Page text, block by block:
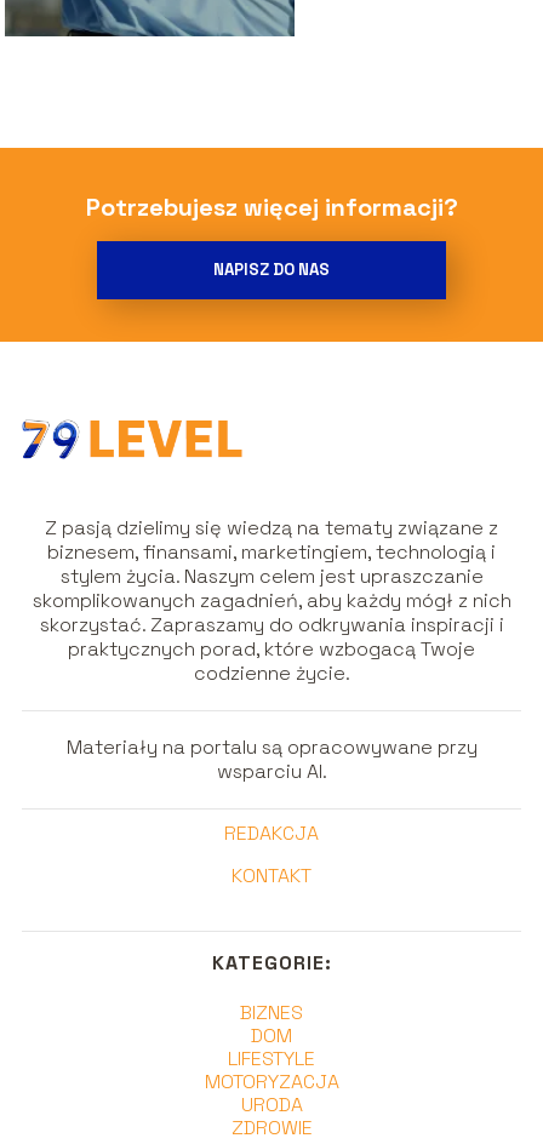
Potrzebujesz więcej informacji?
NAPISZ DO NAS
Z pasją dzielimy się wiedzą na tematy związane z
biznesem, finansami, marketingiem, technologią i
stylem życia. Naszym celem jest upraszczanie
skomplikowanych zagadnień, aby każdy mógł z nich
skorzystać. Zapraszamy do odkrywania inspiracji i
praktycznych porad, które wzbogacą Twoje
codzienne życie.
Materiały na portalu są opracowywane przy
wsparciu AI.
REDAKCJA
KONTAKT
KATEGORIE:
BIZNES
DOM
LIFESTYLE
MOTORYZACJA
URODA
ZDROWIE